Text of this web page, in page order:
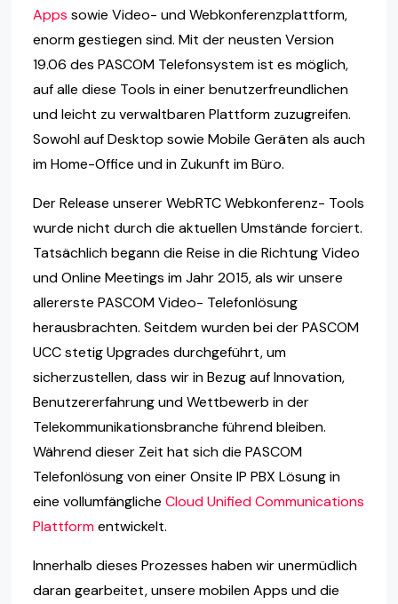
Apps sowie Video- und Webkonferenzplattform,
enorm gestiegen sind. Mit der neusten Version
19.06 des PASCOM Telefonsystem ist es möglich,
auf alle diese Tools in einer benutzerfreundlichen
und leicht zu verwaltbaren Plattform zuzugreifen.
Sowohl auf Desktop sowie Mobile Geräten als auch
im Home-Office und in Zukunft im Büro.
Der Release unserer WebRTC Webkonferenz- Tools
wurde nicht durch die aktuellen Umstände forciert.
Tatsächlich begann die Reise in die Richtung Video
und Online Meetings im Jahr 2015, als wir unsere
allererste PASCOM Video- Telefonlösung
herausbrachten. Seitdem wurden bei der PASCOM
UCC stetig Upgrades durchgeführt, um
sicherzustellen, dass wir in Bezug auf Innovation,
Benutzererfahrung und Wettbewerb in der
Telekommunikationsbranche führend bleiben.
Während dieser Zeit hat sich die PASCOM
Telefonlösung von einer Onsite IP PBX Lösung in
eine vollumfängliche Cloud Unified Communications
Plattformentwickelt.
Innerhalb dieses Prozesses haben wir unermüdlich
daran gearbeitet, unsere mobilen Apps und die